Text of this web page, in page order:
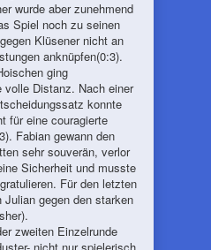
wurde aber zunehmend
Spiel noch zu seinen
Klüsener nicht an
anknüpfen(0:3).
ging
volle Distanz. Nach einer
konnte
für eine couragierte
Fabian gewann den
sehr souverän, verlor
Sicherheit und musste
Für den letzten
gegen den starken
zweiten Einzelrunde